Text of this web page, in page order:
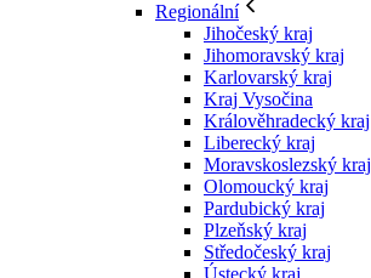
Regionální
Jihočeský kraj
Jihomoravský kraj
Karlovarský kraj
Kraj Vysočina
Králověhradecký kraj
Liberecký kraj
Moravskoslezský kraj
Olomoucký kraj
Pardubický kraj
Plzeňský kraj
Středočeský kraj
Ústecký kraj